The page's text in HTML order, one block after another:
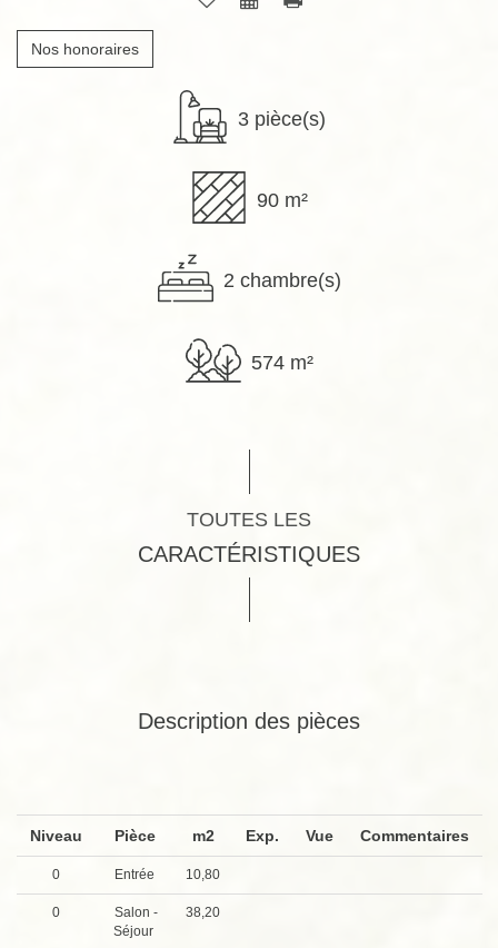
Nos honoraires
3 pièce(s)
90 m²
2 chambre(s)
574 m²
TOUTES LES
CARACTÉRISTIQUES
Description des pièces
Niveau Pièce m2 Exp. Vue Commentaires
0 Entrée 10,80
0
Salon -
Séjour
38,20